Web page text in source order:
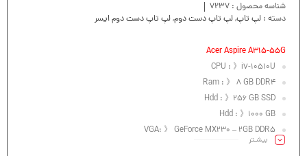
شناسه محصول : 7237
دسته : لپ تاپ,لپ تاپ دست دوم,لپ تاپ دست دوم ایسر
Acer Aspire A315-55G
CPU : 》i7-10510U
Ram : 》 8 GB DDR4
Hdd : 》256 GB SSD
Hdd : 》1000 GB
VGA: 》 GeForce MX230 – 2GB DDR5
Led : 》 15.6″FHD
بیشـتر